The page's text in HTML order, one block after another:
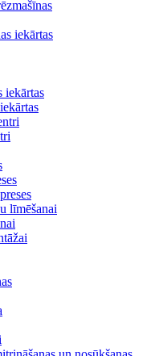
iekārtas
iekārtas
līmēšanai